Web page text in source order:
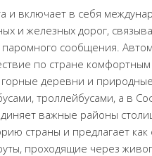
и включает в себя
и железных дорог,
паромного сообщения.
по стране
горные деревни и
троллейбусами, а в
важные районы
страны и предлагает как
проходящие через